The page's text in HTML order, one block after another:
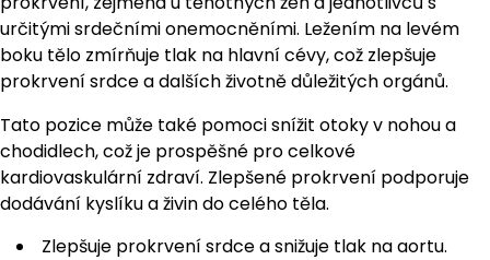
určitými srdečními onemocněními. Ležením na levém
boku tělo zmírňuje tlak na hlavní cévy, což zlepšuje
prokrvení srdce a dalších životně důležitých orgánů.
Tato pozice může také pomoci snížit otoky v nohou a
chodidlech, což je prospěšné pro celkové
kardiovaskulární zdraví. Zlepšené prokrvení podporuje
dodávání kyslíku a živin do celého těla.
Zlepšuje prokrvení srdce a snižuje tlak na aortu.